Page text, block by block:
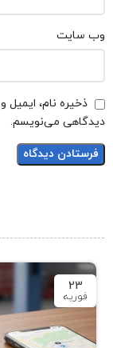
وب‌ سایت
ذخیره نام، ایمیل
دیدگاهی می‌نویسم.
23
فوریه